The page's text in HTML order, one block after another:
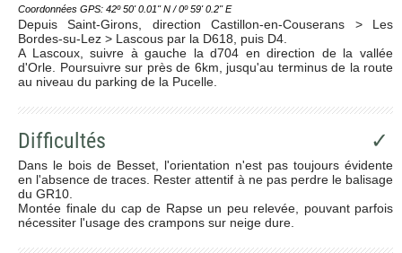
Coordonnées GPS: 42º 50' 0.01'' N / 0º 59' 0.2'' E
Depuis Saint-Girons, direction Castillon-en-Couserans > Les
Bordes-su-Lez > Lascous par la D618, puis D4.
A Lascoux, suivre à gauche la d704 en direction de la vallée
d'Orle. Poursuivre sur près de 6km, jusqu'au terminus de la route
au niveau du parking de la Pucelle.
Difficultés ✓
Dans le bois de Besset, l'orientation n'est pas toujours évidente
en l'absence de traces. Rester attentif à ne pas perdre le balisage
du GR10.
Montée finale du cap de Rapse un peu relevée, pouvant parfois
nécessiter l'usage des crampons sur neige dure.